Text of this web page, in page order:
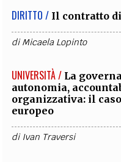
DIRITTO / Il contratto
diMicaela Lopinto
UNIVERSITÀ / La
autonomia,
organizzativa: il
europeo
di Ivan Traversi